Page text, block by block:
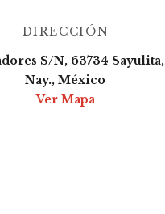
DIRECCIÓN
S/N, 63734 Sayulita,
Nay., México
Ver Mapa